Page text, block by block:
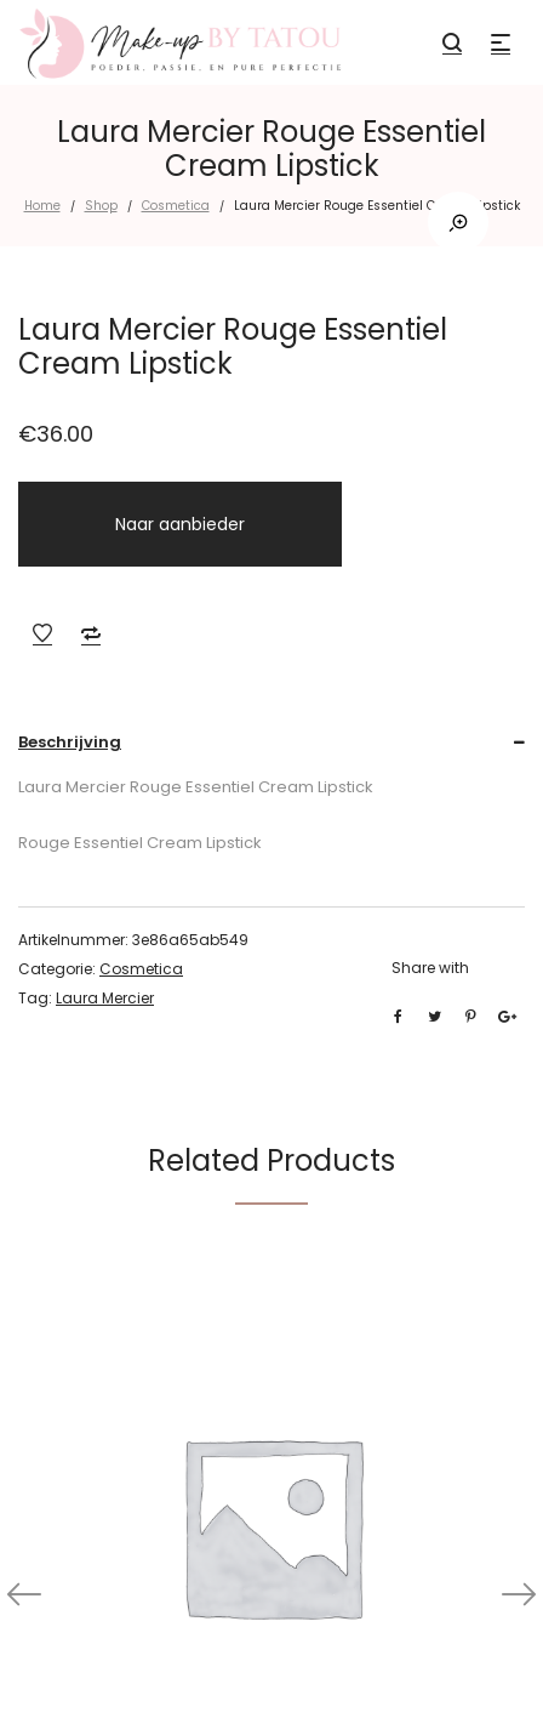
Laura Mercier Rouge Essentiel
Cream Lipstick
Home / Shop / Cosmetica / Laura Mercier Rouge Essentiel Cream Lipstick
Laura Mercier Rouge Essentiel
Cream Lipstick
€36.00
Naar aanbieder
Beschrijving
Laura Mercier Rouge Essentiel Cream Lipstick
Rouge Essentiel Cream Lipstick
Artikelnummer: 3e86a65ab549
Categorie: Cosmetica
Tag: Laura Mercier
Share with
Related Products